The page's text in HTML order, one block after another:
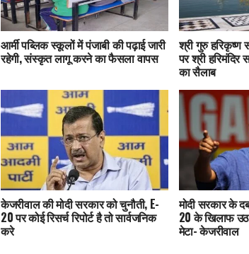
आर्मी पब्लिक स्कूलों में पंजाबी की पढ़ाई जारी
रहेगी, संस्कृत लागू करने का फैसला वापस
श्री गुरु हरिकृष्ण
पर श्री हरिमंदिर
का सैलाब
केजरीवाल की मोदी सरकार को चुनौती, E-
20 पर कोई रिसर्च रिपोर्ट है तो सार्वजनिक
करे
मोदी सरकार के
20 के खिलाफ उठ
मेटा- केजरीवाल